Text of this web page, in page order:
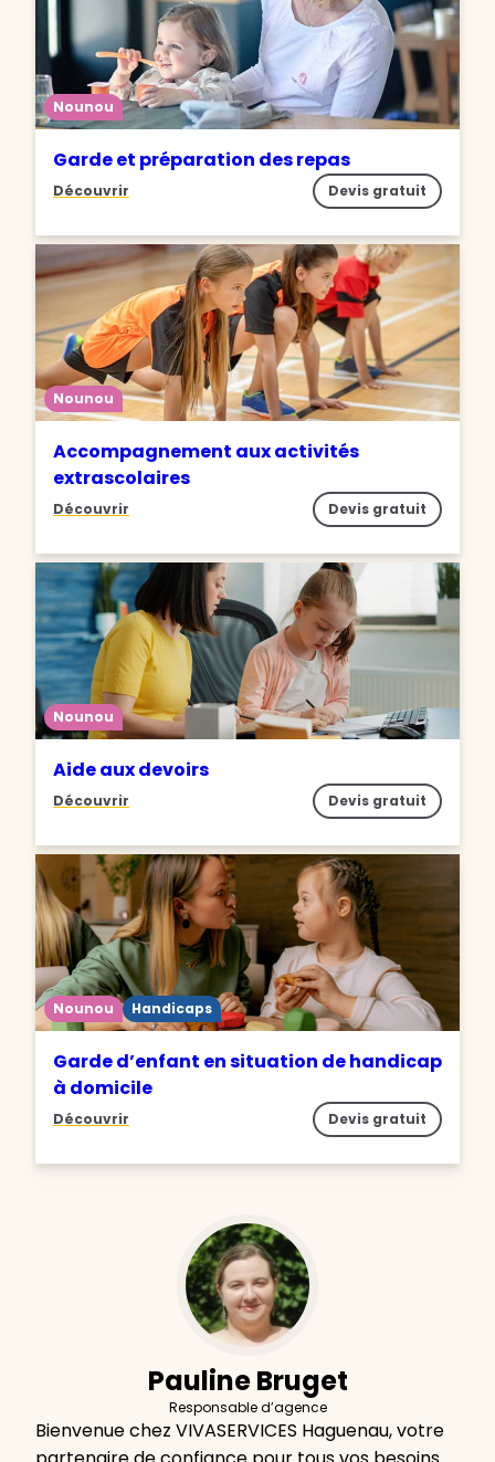
Nounou
Garde et préparation des repas
Découvrir Devis gratuit
Nounou
Accompagnement aux activités
extrascolaires
Découvrir Devis gratuit
Nounou
Aide aux devoirs
Découvrir Devis gratuit
Nounou Handicaps
Garde d’enfant en situation de handicap
à domicile
Découvrir Devis gratuit
Pauline Bruget
Responsable d’agence
Bienvenue chez VIVASERVICES Haguenau, votre